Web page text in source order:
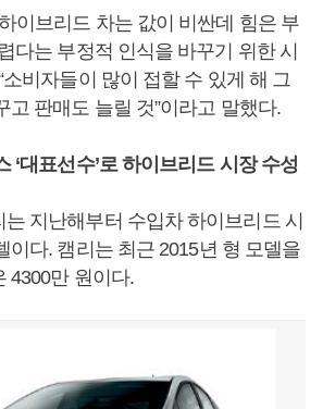
이브리드 차는 값이 비싼데 힘은 부
다는 부정적 인식을 바꾸기 위한 시
소비자들이 많이 접할 수 있게 해 그
고 판매도 늘릴 것”이라고 말했다.
대표선수’로 하이브리드 시장 수성
지난해부터 수입차 하이브리드 시
이다. 캠리는 최근 2015년 형 모델을
4300만 원이다.